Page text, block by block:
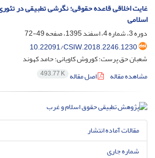
غایت اخلاقی قاعده حقوقی؛ نگرشی تطبیقی در
اسلامی
دوره 3، شماره 4، اسفند 1395، صفحه
49-72
10.22091/CSIW.2018.2246.1230
شعبان حق پرست؛ کوروش کاویانی؛ حامد کهوند
مشاهده مقاله
اصل مقاله 493.77 K
مقالات آماده انتشار
شماره جاری